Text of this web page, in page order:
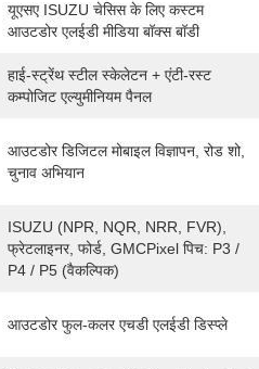
यूएसए ISUZU चेसिस के लिए कस्टम
आउटडोर एलईडी मीडिया बॉक्स बॉडी
हाई-स्ट्रेंथ स्टील स्केलेटन + एंटी-रस्ट
कम्पोजिट एल्युमीनियम पैनल
आउटडोर डिजिटल मोबाइल विज्ञापन, रोड शो,
चुनाव अभियान
ISUZU (NPR, NQR, NRR, FVR),
फ्रेटलाइनर, फोर्ड, GMCPixel पिच: P3 /
P4 / P5 (वैकल्पिक)
आउटडोर फुल-कलर एचडी एलईडी डिस्प्ले